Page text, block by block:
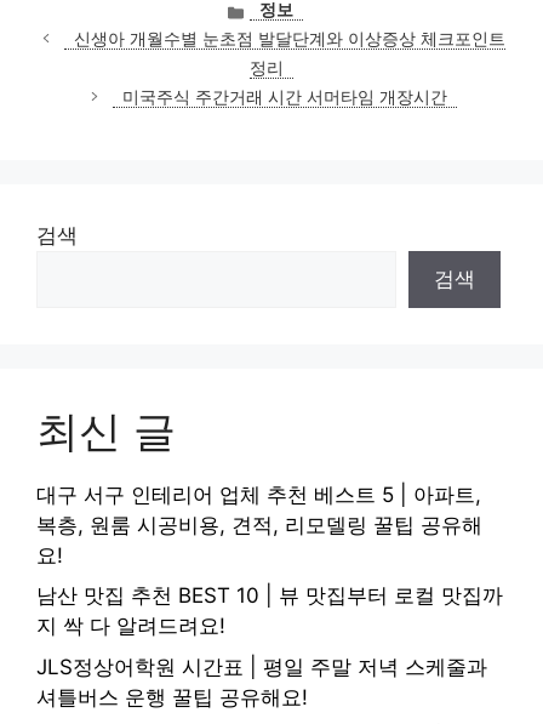
카
테
고
리
정보
신생아 개월수별 눈초점 발달단계와 이상증상 체크포인트
정리
미국주식 주간거래 시간 서머타임 개장시간
검색
검색
최신 글
대구 서구 인테리어 업체 추천 베스트 5 | 아파트,
복층, 원룸 시공비용, 견적, 리모델링 꿀팁 공유해
요!
남산 맛집 추천 BEST 10 | 뷰 맛집부터 로컬 맛집까
지 싹 다 알려드려요!
JLS정상어학원 시간표 | 평일 주말 저녁 스케줄과
셔틀버스 운행 꿀팁 공유해요!